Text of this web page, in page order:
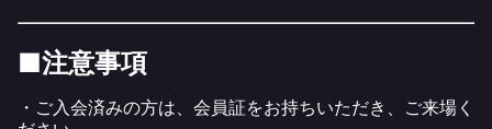
■注意事項
・ご入会済みの方は、会員証をお持ちいただき、ご来場く